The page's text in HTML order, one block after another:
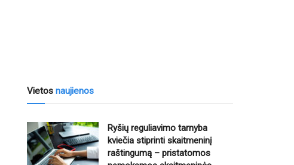
Vietos naujienos
Ryšių reguliavimo tarnyba
kviečia stiprinti skaitmeninį
raštingumą – pristatomos